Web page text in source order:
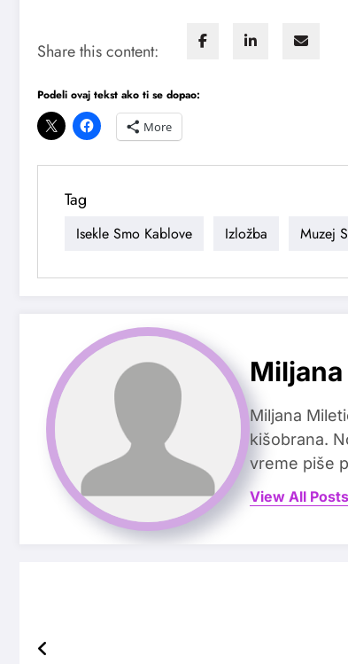
Share this content:
Podeli ovaj tekst ako ti se dopao:
More
Tag
Isekle Smo Kablove Izložba Muzej
Miljana
kišobrana.
vreme piše
View All Posts